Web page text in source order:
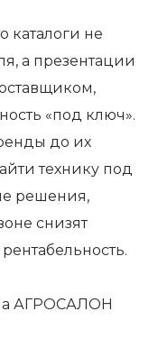
каталоги не
а презентации
«под ключ».
до их
технику под
решения,
снизят
АГРОСАЛОН